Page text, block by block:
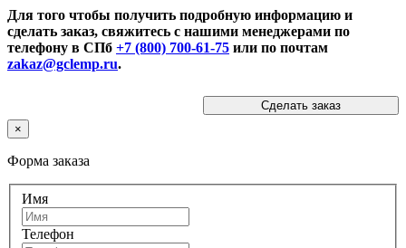
Для того чтобы получить подробную информацию и
сделать заказ, свяжитесь с нашими менеджерами по
телефону в СПб +7 (800) 700-61-75 или по почтам
zakaz@gclemp.ru.
Сделать заказ
×
Форма заказа
Имя
Телефон